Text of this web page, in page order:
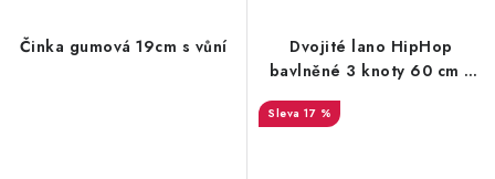
Činka gumová 19cm s vůní
Dvojité lano HipHop
bavlněné 3 knoty 60 cm /
450 g limetková, zelená
17 %